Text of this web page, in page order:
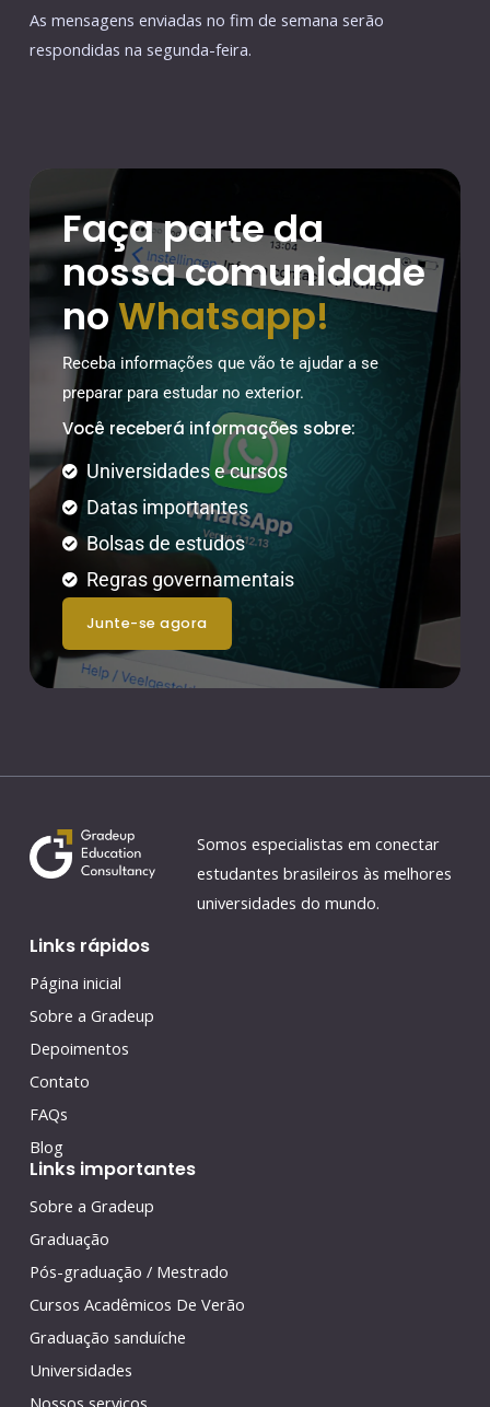
As mensagens enviadas no fim de semana serão
respondidas na segunda-feira.
Faça parte da
nossa comunidade
noWhatsapp!
Receba informações que vão te ajudar a se
preparar para estudar no exterior.
Você receberá informações sobre:
Universidades e cursos
Datas importantes
Bolsas de estudos
Regras governamentais
junte-se agora
Somos especialistas em conectar
estudantes brasileiros às melhores
universidades do mundo.
Links rápidos
Página inicial
Sobre a Gradeup
Depoimentos
Contato
FAQs
Blog
Links importantes
Sobre a Gradeup
Graduação
Pós-graduação / Mestrado
Cursos Acadêmicos De Verão
Graduação sanduíche
Universidades
Nossos serviços